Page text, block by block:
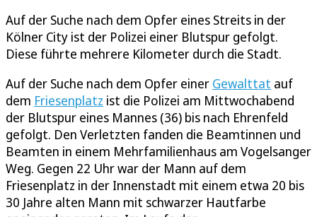
Auf der Suche nach dem Opfer eines Streits in der
Kölner City ist der Polizei einer Blutspur gefolgt.
Diese führte mehrere Kilometer durch die Stadt.
Auf der Suche nach dem Opfer einer Gewalttat auf
dem Friesenplatz ist die Polizei am Mittwochabend
der Blutspur eines Mannes (36) bis nach Ehrenfeld
gefolgt. Den Verletzten fanden die Beamtinnen und
Beamten in einem Mehrfamilienhaus am Vogelsanger
Weg. Gegen 22 Uhr war der Mann auf dem
Friesenplatz in der Innenstadt mit einem etwa 20 bis
30 Jahre alten Mann mit schwarzer Hautfarbe